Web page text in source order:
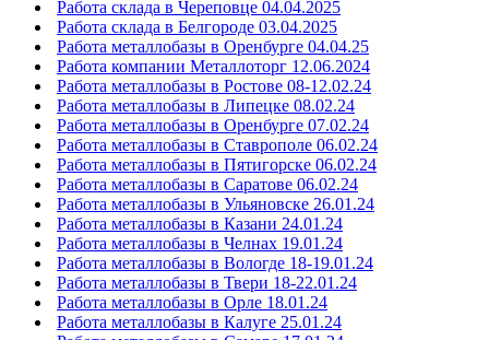
Работа склада в Череповце 04.04.2025
Работа склада в Белгороде 03.04.2025
Работа металлобазы в Оренбурге 04.04.25
Работа компании Металлоторг 12.06.2024
Работа металлобазы в Ростове 08-12.02.24
Работа металлобазы в Липецке 08.02.24
Работа металлобазы в Оренбурге 07.02.24
Работа металлобазы в Ставрополе 06.02.24
Работа металлобазы в Пятигорске 06.02.24
Работа металлобазы в Саратове 06.02.24
Работа металлобазы в Ульяновске 26.01.24
Работа металлобазы в Казани 24.01.24
Работа металлобазы в Челнах 19.01.24
Работа металлобазы в Вологде 18-19.01.24
Работа металлобазы в Твери 18-22.01.24
Работа металлобазы в Орле 18.01.24
Работа металлобазы в Калуге 25.01.24